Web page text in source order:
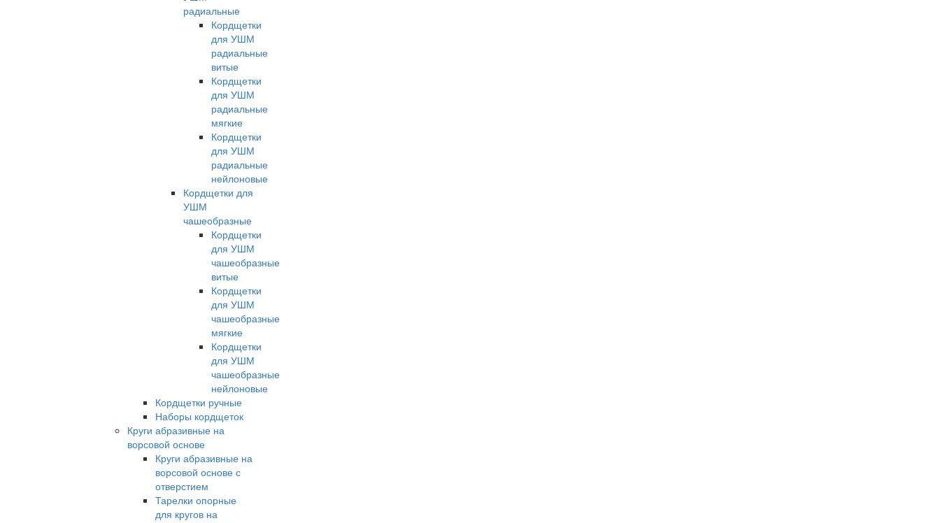
радиальные
Кордщетки
для УШМ
радиальные
витые
Кордщетки
для УШМ
радиальные
мягкие
Кордщетки
для УШМ
радиальные
нейлоновые
Кордщетки для
УШМ
чашеобразные
Кордщетки
для УШМ
чашеобразные
витые
Кордщетки
для УШМ
чашеобразные
мягкие
Кордщетки
для УШМ
чашеобразные
нейлоновые
Кордщетки ручные
Наборы кордщеток
Круги абразивные на
ворсовой основе
Круги абразивные на
ворсовой основе с
отверстием
Тарелки опорные
для кругов на